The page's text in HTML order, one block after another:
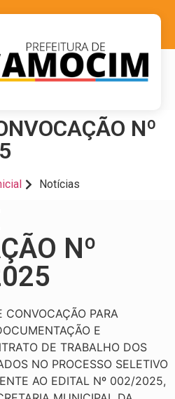
Nº
Notícias
Nº
CONVOCAÇÃO PARA
E
DE TRABALHO DOS
NO PROCESSO SELETIVO
AO EDITAL Nº 002/2025,